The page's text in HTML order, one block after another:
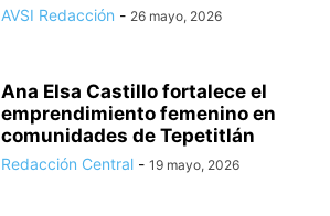
AVSI Redacción - 26 mayo, 2026
Ana Elsa Castillo fortalece el
emprendimiento femenino en
comunidades de Tepetitlán
Redacción Central - 19 mayo, 2026